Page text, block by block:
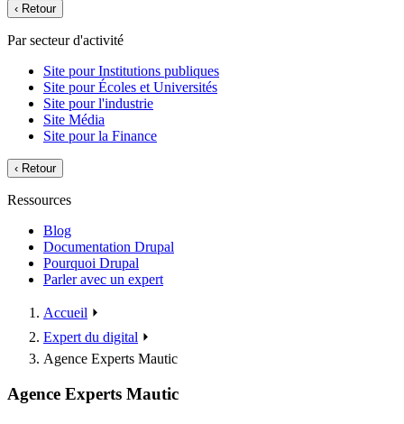
‹ Retour
Par secteur d'activité
Site pour Institutions publiques
Site pour Écoles et Universités
Site pour l'industrie
Site Média
Site pour la Finance
‹ Retour
Ressources
Blog
Documentation Drupal
Pourquoi Drupal
Parler avec un expert
Accueil ⏵
Expert du digital ⏵
Agence Experts Mautic
Agence Experts Mautic